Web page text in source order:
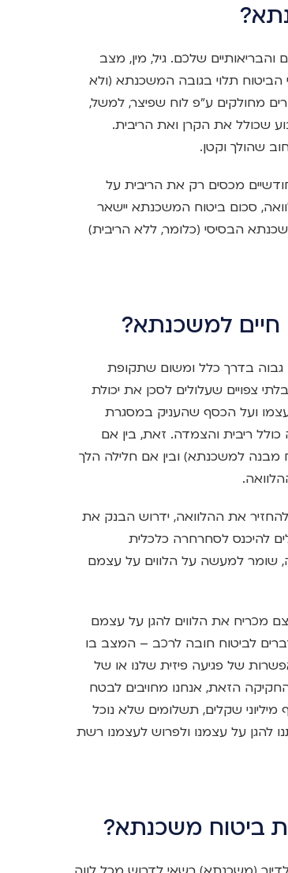
שלכם. גיל, מין, מצב
הביטוח תלוי בגובה המשכנתא (ולא
מחולקים ע”פ לוח שפיצר, למשל,
שכולל את הקרן ואת הריבית.
שהולך וקטן.
מכסים רק את הריבית על
סכום ביטוח המשכנתא יישאר
הבסיסי (כלומר, ללא הריבית)
למשכנתא?
בדרך כלל ומשום שתקופת
צפויים שעלולים לסכן את יכולת
ועל הכסף שהעניק במסגרת
ריבית והצמדה. זאת, בין אם
מבנה למשכנתא) ובין אם חלילה הלך
את ההלוואה, ידרוש הבנק את
להיכנס לסחרחרה כלכלית
שומר למעשה על הלווים על עצמם
מכריח את הלווים להגן על עצמם
לביטוח חובה לרכב – המצב בו
של פגיעה פיזית שלנו או של
הזאת, אנחנו מחויבים לבטח
שקלים, תשלומים שלא נוכל
להגן על עצמנו ולפרוש לעצמנו רשת
ביטוח משכנתא?